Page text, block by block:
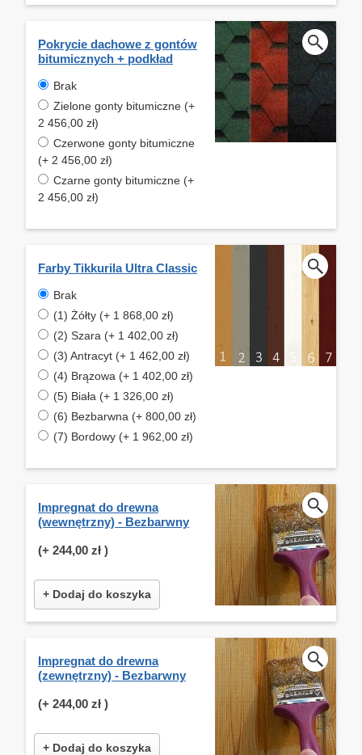
Pokrycie dachowe z gontów
bitumicznych + podkład
Brak
Zielone gonty bitumiczne (+
2 456,00 zł)
Czerwone gonty bitumiczne
(+ 2 456,00 zł)
Czarne gonty bitumiczne (+
2 456,00 zł)
Farby Tikkurila Ultra Classic
Brak
(1) Żółty (+ 1 868,00 zł)
(2) Szara (+ 1 402,00 zł)
(3) Antracyt (+ 1 462,00 zł)
(4) Brązowa (+ 1 402,00 zł)
(5) Biała (+ 1 326,00 zł)
(6) Bezbarwna (+ 800,00 zł)
(7) Bordowy (+ 1 962,00 zł)
Impregnat do drewna
(wewnętrzny) - Bezbarwny
(+ 244,00 zł )
+ Dodaj do koszyka
Impregnat do drewna
(zewnętrzny) - Bezbarwny
(+ 244,00 zł )
+ Dodaj do koszyka